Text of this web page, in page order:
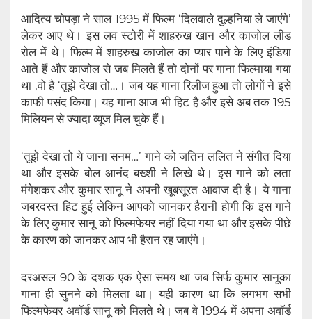
आदित्य चोपड़ा ने साल 1995 में फिल्म ‘दिलवाले दुल्हनिया ले जाएंगे’
लेकर आए थे। इस लव स्टोरी में शाहरुख खान और काजोल लीड
रोल में थे। फिल्म में शाहरुख काजोल का प्यार पाने के लिए इंडिया
आते हैं और काजोल से जब मिलते हैं तो दोनों पर गाना फिल्माया गया
था ,वो है ‘तूझे देखा तो…। जब यह गाना रिलीज हुआ तो लोगों ने इसे
काफी पसंद किया। यह गाना आज भी हिट है और इसे अब तक 195
मिलियन से ज्यादा व्यूज मिल चुके हैं।
‘तूझे देखा तो ये जाना सनम…’ गाने को जतिन ललित ने संगीत दिया
था और इसके बोल आनंद बख्शी ने लिखे थे। इस गाने को लता
मंगेशकर और कुमार सानू ने अपनी खूबसूरत आवाज दी है। ये गाना
जबरदस्त हिट हुई लेकिन आपको जानकर हैरानी होगी कि इस गाने
के लिए कुमार सानू को फिल्मफेयर नहीं दिया गया था और इसके पीछे
के कारण को जानकर आप भी हैरान रह जाएंगे।
दरअसल 90 के दशक एक ऐसा समय था जब सिर्फ कुमार सानूका
गाना ही सुनने को मिलता था। यही कारण था कि लगभग सभी
फिल्मफेयर अवॉर्ड सानू को मिलते थे। जब वे 1994 में अपना अवॉर्ड